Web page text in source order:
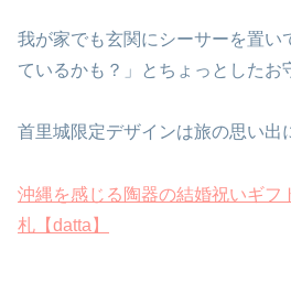
我が家でも玄関にシーサーを置い
ているかも？」とちょっとしたお
首里城限定デザインは旅の思い出
沖縄を感じる陶器の結婚祝いギフ
札【datta】